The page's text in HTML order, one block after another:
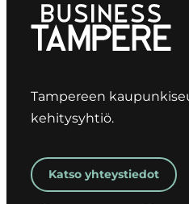
Tampereen
kehitysyhtiö.
Katso yhteystiedot